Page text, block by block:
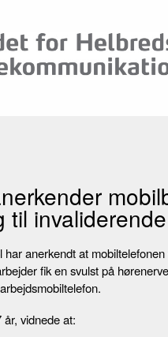
content
til
har anerkendt at
fik en svulst på
vidnede at: